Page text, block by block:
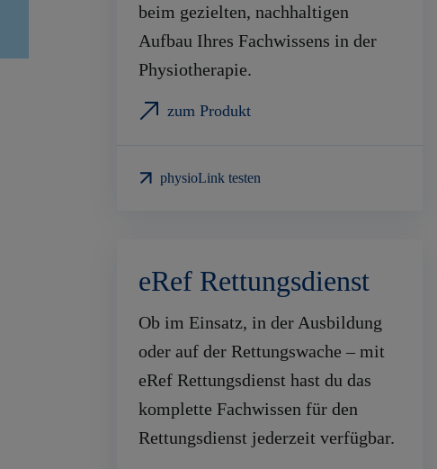
beim gezielten, nachhaltigen
Aufbau Ihres Fachwissens in der
Physiotherapie.
zum Produkt
physioLink testen
eRef Rettungsdienst
Ob im Einsatz, in der Ausbildung
oder auf der Rettungswache – mit
eRef Rettungsdienst hast du das
komplette Fachwissen für den
Rettungsdienst jederzeit verfügbar.